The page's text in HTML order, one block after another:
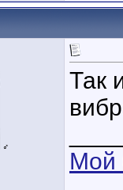
♂
Так
Мой